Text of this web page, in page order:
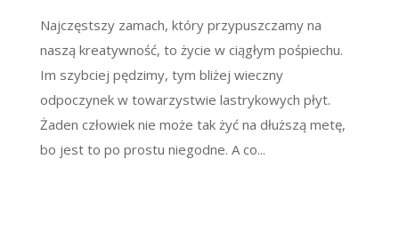
Najczęstszy zamach, który przypuszczamy na
naszą kreatywność, to życie w ciągłym pośpiechu.
Im szybciej pędzimy, tym bliżej wieczny
odpoczynek w towarzystwie lastrykowych płyt.
Żaden człowiek nie może tak żyć na dłuższą metę,
bo jest to po prostu niegodne. A co...